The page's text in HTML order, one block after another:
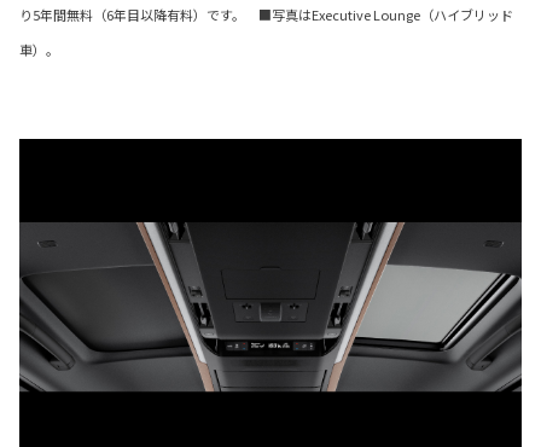
り5年間無料（6年目以降有料）です。 ■写真はExecutive Lounge（ハイブリッド
車）。